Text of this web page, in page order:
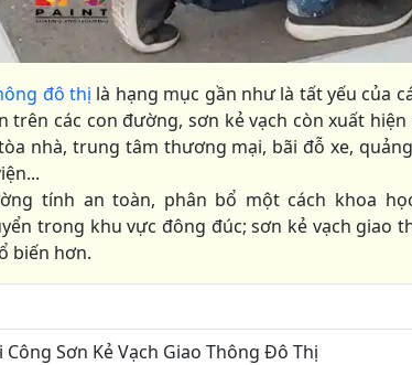
đô thị là hạng mục gần như là tất yếu của
trên các con đường, sơn kẻ vạch còn xuất
nhà, trung tâm thương mại, bãi đỗ xe,
tính an toàn, phân bổ một cách khoa
trong khu vực đông đúc; sơn kẻ vạch giao
biến hơn.
Công Sơn Kẻ Vạch Giao Thông Đô Thị